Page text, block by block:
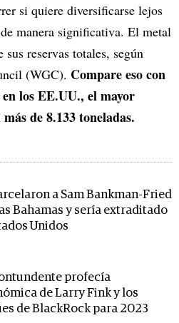
si quiere diversificarse lejos
manera significativa. El metal
reservas totales, según
(WGC). Compare eso con
los EE.UU., el mayor
de 8.133 toneladas.
a Sam Bankman-Fried
Bahamas y sería extraditado
Unidos
profecía
de Larry Fink y los
de BlackRock para 2023